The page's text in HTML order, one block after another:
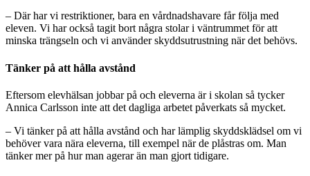
– Där har vi restriktioner, bara en vårdnadshavare får följa med
eleven. Vi har också tagit bort några stolar i väntrummet för att
minska trängseln och vi använder skyddsutrustning när det behövs.
Tänker på att hålla avstånd
Eftersom elevhälsan jobbar på och eleverna är i skolan så tycker
Annica Carlsson inte att det dagliga arbetet påverkats så mycket.
– Vi tänker på att hålla avstånd och har lämplig skyddsklädsel om vi
behöver vara nära eleverna, till exempel när de plåstras om. Man
tänker mer på hur man agerar än man gjort tidigare.